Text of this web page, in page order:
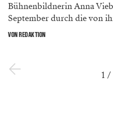
Bühnenbildnerin Anna
September durch die von
VON REDAKTION
1 /